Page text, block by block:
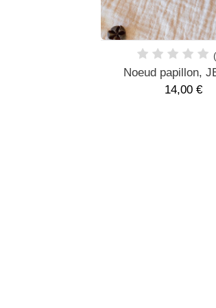
Noeud papillon,
14,00 €